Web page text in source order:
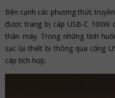
Bên cạnh các phương thức
được trang bị cáp USB-C
thân máy. Trong những tình
sạc lại thiết bị thông qua cổng
cáp tích hợp.